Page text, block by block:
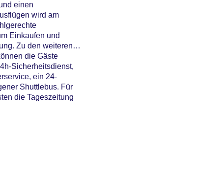
einen
wird am
Einkaufen und
Zu den weiteren
die Gäste
Sicherheitsdienst,
ein 24-
Shuttlebus. Für
die Tageszeitung